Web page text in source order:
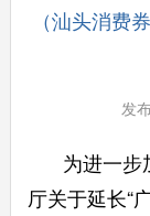
（汕头消费
发
为进一步
厅关于延长“